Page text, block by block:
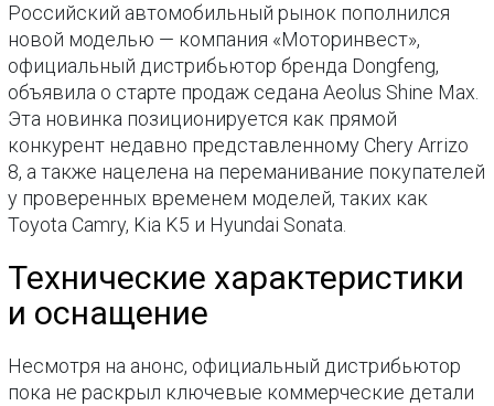
Российский автомобильный рынок пополнился
новой моделью — компания «Моторинвест»,
официальный дистрибьютор бренда Dongfeng,
объявила о старте продаж седана Aeolus Shine Max.
Эта новинка позиционируется как прямой
конкурент недавно представленному Chery Arrizo
8, а также нацелена на переманивание покупателей
у проверенных временем моделей, таких как
Toyota Camry, Kia K5 и Hyundai Sonata.
Технические характеристики
и оснащение
Несмотря на анонс, официальный дистрибьютор
пока не раскрыл ключевые коммерческие детали